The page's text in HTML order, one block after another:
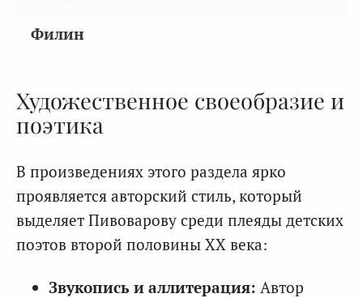
Филин
Художественное своеобразие и
поэтика
В произведениях этого раздела ярко
проявляется авторский стиль, который
выделяет Пивоварову среди плеяды детских
поэтов второй половины XX века:
Звукопись и аллитерация: Автор